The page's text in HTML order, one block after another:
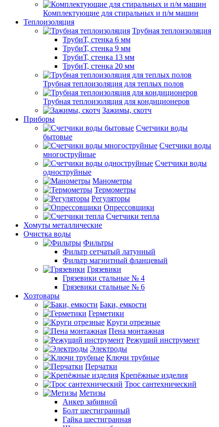
Комплектующие для стиральных и п/м машин
Теплоизоляция
Трубная теплоизоляция
ТрубиТ, стенка 6 мм
ТрубиТ, стенка 9 мм
ТрубиТ, стенка 13 мм
ТрубиТ, стенка 20 мм
Трубная теплоизоляция для теплых полов
Трубная теплоизоляция для кондиционеров
Зажимы, скотч
Приборы
Счетчики воды
бытовые
Счетчики воды
многоструйные
Счетчики воды
одноструйные
Манометры
Термометры
Регуляторы
Опрессовщики
Счетчики тепла
Хомуты металлические
Очистка воды
Фильтры
Фильтр сетчатый латунный
Фильтр магнитный фланцевый
Грязевики
Грязевики стальные № 4
Грязевики стальные № 6
Хозтовары
Баки, емкости
Герметики
Круги отрезные
Пена монтажная
Режущий инструмент
Электроды
Ключи трубные
Перчатки
Крепёжные изделия
Трос сантехнический
Метизы
Анкер забивной
Болт шестигранный
Гайка шестигранная